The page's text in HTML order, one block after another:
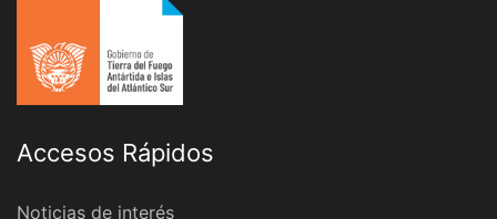
Accesos Rápidos
Noticias de interés